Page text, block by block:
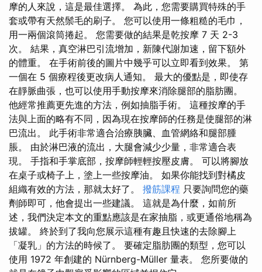
摩的人來說，這是最佳選擇。 為此，您需要購買特殊的手
套或帶有天然鬃毛的刷子。 您可以使用一條粗糙的毛巾，
用一兩個滾筒捲起。 您需要做的結果是乾按摩 7 天 2-3
次。 結果，真空淋巴引流增加，新陳代謝加速，留下額外
的體重。 在手術前後的圖片中幾乎可以立即看到效果。 第
一個在 5 個療程後更改病人通知。 最大的優點是，即使存
在靜脈曲張，也可以使用手動按摩來消除腿部的脂肪團。
他經常推薦更先進的方法，例如抽脂手術。 這種按摩的手
法與上面的略有不同，因為現在按摩師的任務是使腿部的淋
巴流出。 此手術非常適合治療胰臟、血管網絡和腿部腫
脹。 由於淋巴液的流出，大腿會減少少量，非常適合表
現。 手指和手掌底部，按摩師輕輕按壓皮膚。 可以將腳放
在桌子或椅子上，塗上一些按摩油。 如果你能找到對橘皮
組織有效的方法，那就太好了。 撥筋課程 只要詢問您的藥
劑師即可，他會提出一些建議。 這就是為什麼，如前所
述，我們決定本文的重點應該是在家抽脂，或更通俗地稱為
拔罐。 終於到了我向您展示這種有趣且快速的去除腳上
「凝乳」的方法的時候了。 要確定脂肪團的類型，您可以
使用 1972 年創建的 Nürnberg-Müller 量表。 您所要做的